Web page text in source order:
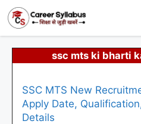
content
ssc mts ki bharti
SSC MTS New
Apply Date,
Details